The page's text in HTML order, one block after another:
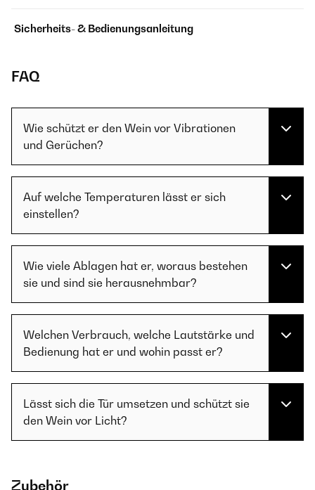
Sicherheits- & Bedienungsanleitung
FAQ
Wie schützt er den Wein vor Vibrationen
und Gerüchen?
Auf welche Temperaturen lässt er sich
einstellen?
Wie viele Ablagen hat er, woraus bestehen
sie und sind sie herausnehmbar?
Welchen Verbrauch, welche Lautstärke und
Bedienung hat er und wohin passt er?
Lässt sich die Tür umsetzen und schützt sie
den Wein vor Licht?
Zubehör